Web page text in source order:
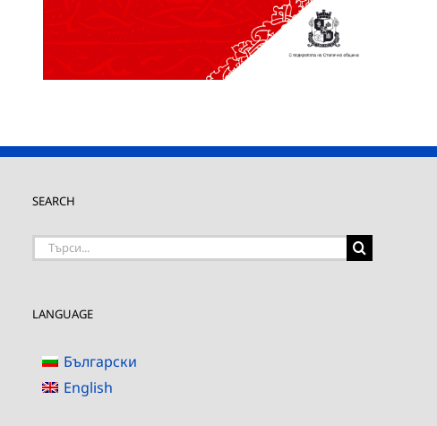
SEARCH
Търсене
LANGUAGE
Български
English